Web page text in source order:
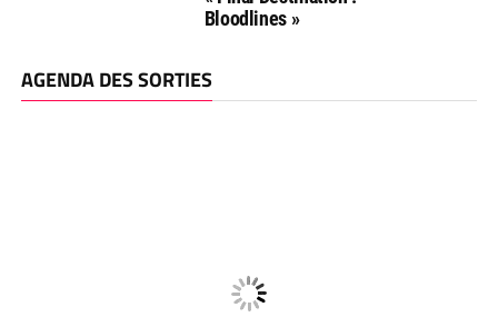
Bloodlines »
AGENDA DES SORTIES